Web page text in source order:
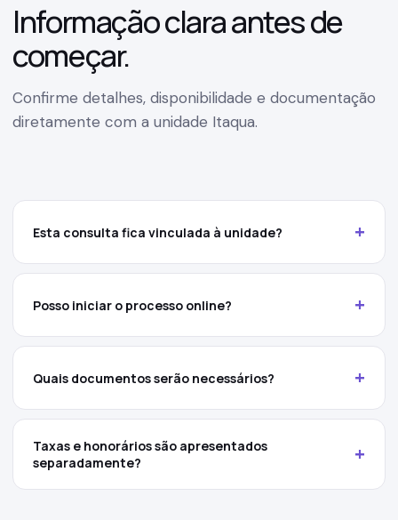
Informação clara antes de
começar.
Confirme detalhes, disponibilidade e documentação
diretamente com a unidade Itaqua.
Esta consulta fica vinculada à unidade? +
Posso iniciar o processo online? +
Quais documentos serão necessários? +
Taxas e honorários são apresentados
separadamente?
+